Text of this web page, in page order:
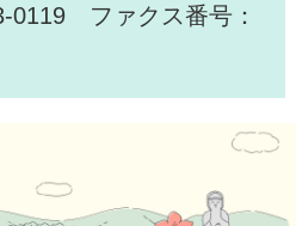
0119 ファクス番号：